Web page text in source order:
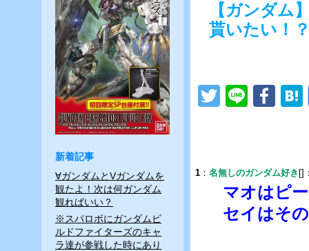
【ガンダム
貰いたい！
T
er
Li
F
e
b
o
o
1 ： 名無しのガンダム好き []
マオはピ
セイはそ
新着記事
∀ガンダムとVガンダムを
観たよ！次は何ガンダム
観ればいい？
※スパロボにガンダムビ
ルドファイターズのキャ
ラ達が参戦した時にあり